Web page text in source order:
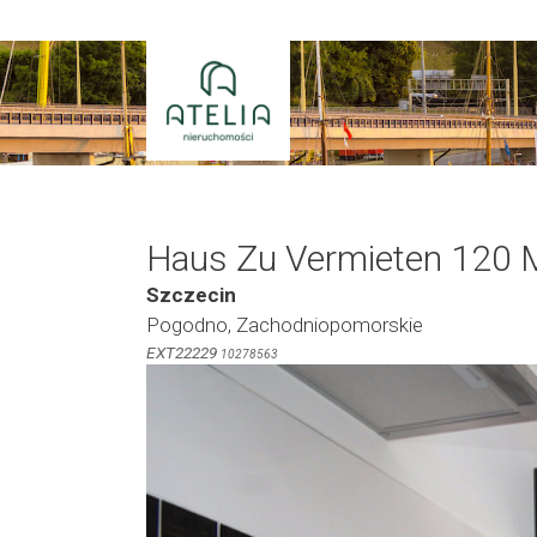
Inhalt
springen
Haus Zu Vermieten 120
Szczecin
Pogodno, Zachodniopomorskie
EXT22229 10278563